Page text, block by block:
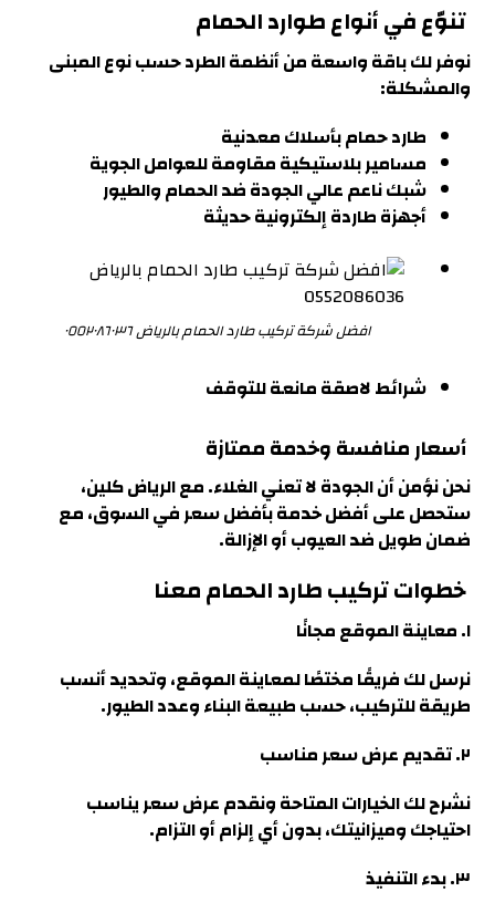
تنوّع في أنواع طوارد الحمام
نوفر لك باقة واسعة من أنظمة الطرد حسب نوع المبنى
والمشكلة:
طارد حمام بأسلاك معدنية
مسامير بلاستيكية مقاومة للعوامل الجوية
شبك ناعم عالي الجودة ضد الحمام والطيور
أجهزة طاردة إلكترونية حديثة
افضل شركة تركيب طارد الحمام بالرياض ٠٥٥٢٠٨٦٠٣٦
شرائط لاصقة مانعة للتوقف
أسعار منافسة وخدمة ممتازة
نحن نؤمن أن الجودة لا تعني الغلاء.مع الرياض كلين،
ستحصل على أفضل خدمة بأفضل سعر في السوق، مع
ضمان طويل ضد العيوب أو الإزالة.
خطوات تركيب طارد الحمام معنا
١. معاينة الموقع مجانًا
نرسل لك فريقًا مختصًا لمعاينة الموقع، وتحديد أنسب
طريقة للتركيب،حسب طبيعة البناء وعدد الطيور.
٢. تقديم عرض سعر مناسب
نشرح لك الخيارات المتاحة ونقدم عرض سعر يناسب
احتياجك وميزانيتك، بدون أي إلزام أو التزام.
٣. بدء التنفيذ